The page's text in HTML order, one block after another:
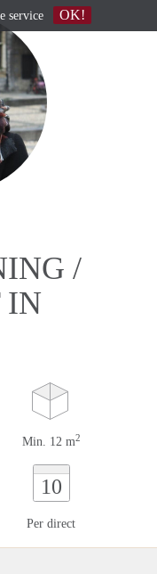
/
IN
Min. 12 m2
10
Per direct
service OK!